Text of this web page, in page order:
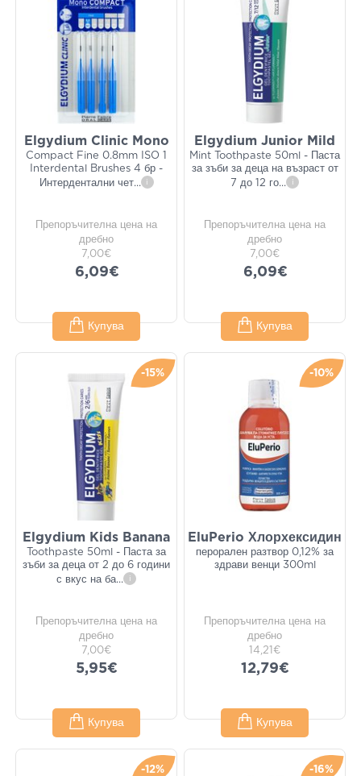
Elgydium Clinic Mono
Compact Fine 0.8mm ISO 1
Interdental Brushes 4 бр -
Интердентални чет... i
Препоръчителна цена на
дребно
7,00€
6,09€
Купува
Elgydium Junior Mild
Mint Toothpaste 50ml - Паста
за зъби за деца на възраст от
7 до 12 го... i
Препоръчителна цена на
дребно
7,00€
6,09€
Купува
-15%
Elgydium Kids Banana
Toothpaste 50ml - Паста за
зъби за деца от 2 до 6 години
с вкус на ба... i
Препоръчителна цена на
дребно
7,00€
5,95€
Купува
-10%
EluPerio Хлорхексидин
перорален разтвор 0,12% за
здрави венци 300ml
Препоръчителна цена на
дребно
14,21€
12,79€
Купува
-12% -16%